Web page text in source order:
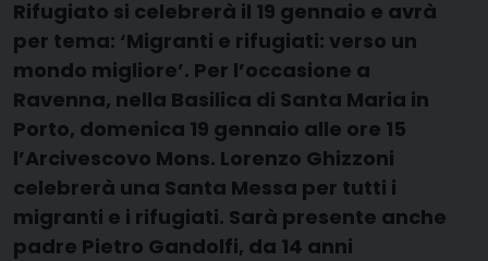
Rifugiato si celebrerà il 19 gennaio e avrà
per tema: ‘Migranti e rifugiati: verso un
mondo migliore’. Per l’occasione a
Ravenna, nella Basilica di Santa Maria in
Porto, domenica 19 gennaio alle ore 15
l’Arcivescovo Mons. Lorenzo Ghizzoni
celebrerà una Santa Messa per tutti i
migranti e i rifugiati. Sarà presente anche
padre Pietro Gandolfi, da 14 anni